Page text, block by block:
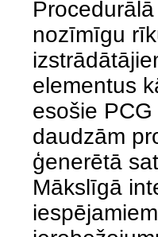
nozīmīgu
elementus
esošie
daudzām
ģenerētā
Mākslīgā